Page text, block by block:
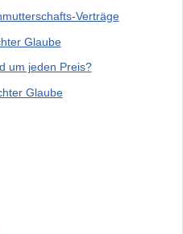
Verträge
Glaube
um jeden Preis?
Glaube